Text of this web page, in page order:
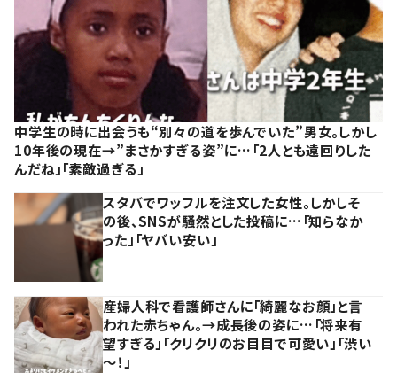
中学生の時に出会うも“別々の道を歩んでいた”男女。しかし
10年後の現在→”まさかすぎる姿”に…「2人とも遠回りした
んだね」「素敵過ぎる」
スタバでワッフルを注文した女性。しかしそ
の後、SNSが騒然とした投稿に…「知らなか
った」「ヤバい安い」
産婦人科で看護師さんに「綺麗なお顔」と言
われた赤ちゃん。→成長後の姿に…「将来有
望すぎる」「クリクリのお目目で可愛い」「渋い
～！」